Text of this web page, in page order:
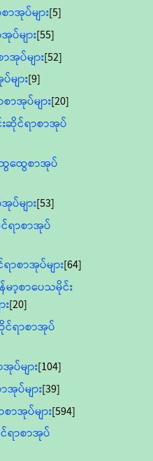
ာအုပ်များ[5]
ပ်များ[55]
ပ်များ[52]
ျား[9]
ာအုပ်များ[20]
ဆိုင်ရာစာအုပ်
ထွေစာအုပ်
ပ်များ[53]
ာစာအုပ်
စာအုပ်များ[64]
န်မာ့စာပေသမိုင်း
[20]
ရာစာအုပ်
ပ်များ[104]
ပ်များ[39]
အုပ်များ[594]
ရာစာအုပ်